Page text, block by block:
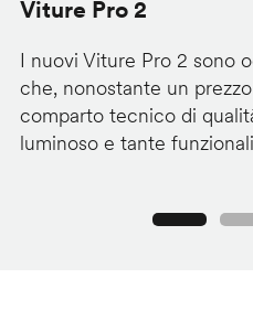
Viture Pro 2
I nuovi Viture Pro 2 sono
che, nonostante un
comparto tecnico di
luminoso e tante